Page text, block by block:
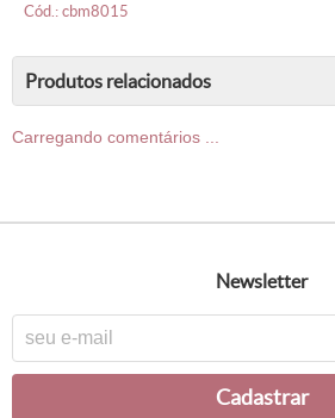
cód.: cbm8015
produtos relacionados
Carregando comentários ...
newsletter
cadastrar